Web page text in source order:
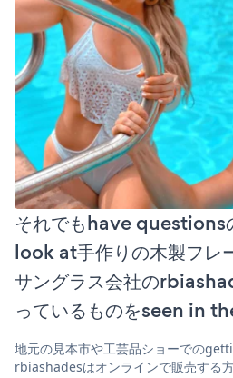
それでもhave questions
look at手作りの木製フレ
サングラス会社の
っているものをseen in
地元の見本市や工芸品ショーでの
rbiashadesはオンラインで販売する